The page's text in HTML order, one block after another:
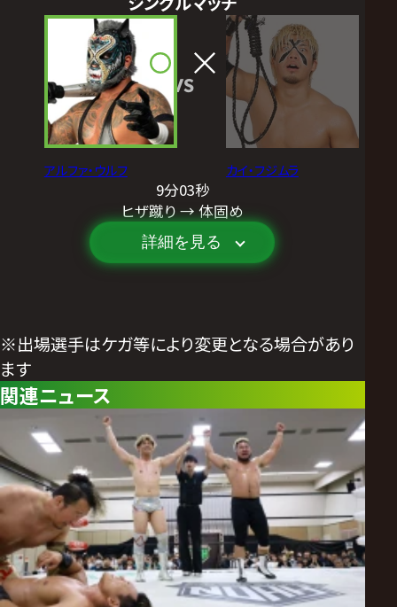
アルファ・ウルフ
VS
カイ・フジムラ
9分03秒
ヒザ蹴り → 体固め
詳細を見る
※出場選手はケガ等により変更となる場合があり
ます
関連ニュース